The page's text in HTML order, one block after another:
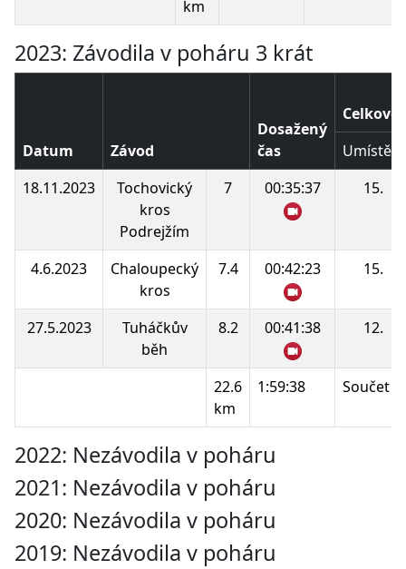
km
2023: Závodila v poháru 3 krát
Datum Závod
Dosažený
čas
Celkové
Umístění
18.11.2023
Tochovický
kros
Podrejžím
7 00:35:37 15.
4.6.2023
Chaloupecký
kros
7.4 00:42:23 15.
27.5.2023
Tuháčkův
běh
8.2 00:41:38 12.
22.6
km
1:59:38 Součet
2022: Nezávodila v poháru
2021: Nezávodila v poháru
2020: Nezávodila v poháru
2019: Nezávodila v poháru